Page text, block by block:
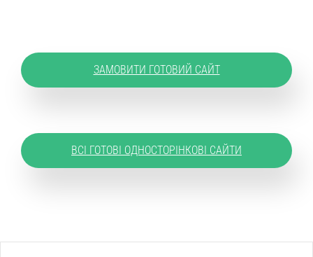
ЗАМОВИТИ ГОТОВИЙ САЙТ
ВСІ ГОТОВІ ОДНОСТОРІНКОВІ САЙТИ